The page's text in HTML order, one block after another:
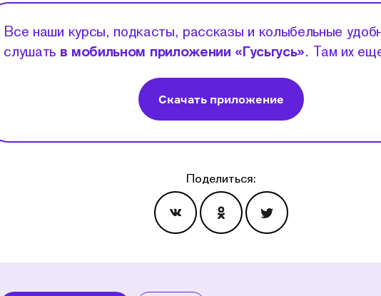
Все наши курсы, подкасты, рассказы и колыбельные
слушать в мобильном приложении «Гусьгусь». Там их
Скачать приложение
Поделиться: